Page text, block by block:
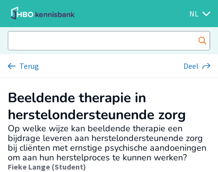
NL
Terug Deel
Beeldende therapie in
herstelondersteunende zorg
Op welke wijze kan beeldende therapie een
bijdrage leveren aan herstelondersteunende zorg
bij cliënten met ernstige psychische aandoeningen
om aan hun herstelproces te kunnen werken?
Fieke Lange (Student)